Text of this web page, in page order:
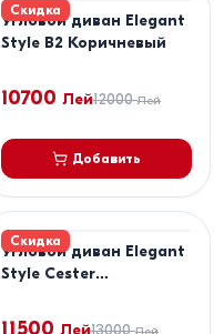
Скидка
Угловой диван Elegant
Style B2 Коричневый
10700 Лей12000 Лей
Добавить
Скидка
Угловой диван Elegant
Style Cester
11500 Лей13000 Лей